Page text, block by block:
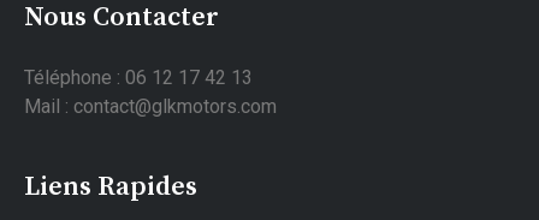
Nous Contacter
Téléphone : 06 12 17 42 13
Mail : contact@glkmotors.com
Liens Rapides